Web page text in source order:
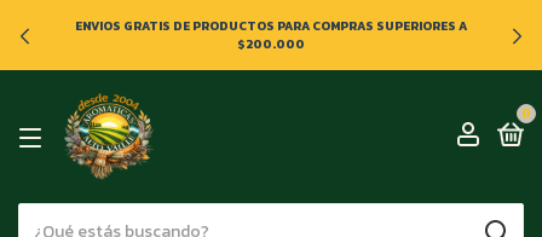
ENVIOS GRATIS DE PRODUCTOS PARA COMPRAS SUPERIORES A
$200.000
0